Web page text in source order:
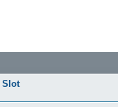
Slot